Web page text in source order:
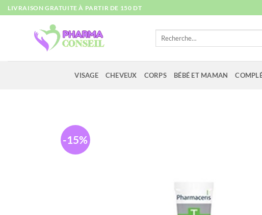
Passer
au
LIVRAISON GRATUITE À PARTIR DE 150 DT
Recherche
VISAGE CHEVEUX CORPS BÉBÉ ET MAMAN
-15%